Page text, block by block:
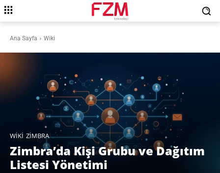
Ana Sayfa Wiki
WIKI ZIMBRA
Zimbra’da Kişi Grubu ve Dağıtım
Listesi Yönetimi